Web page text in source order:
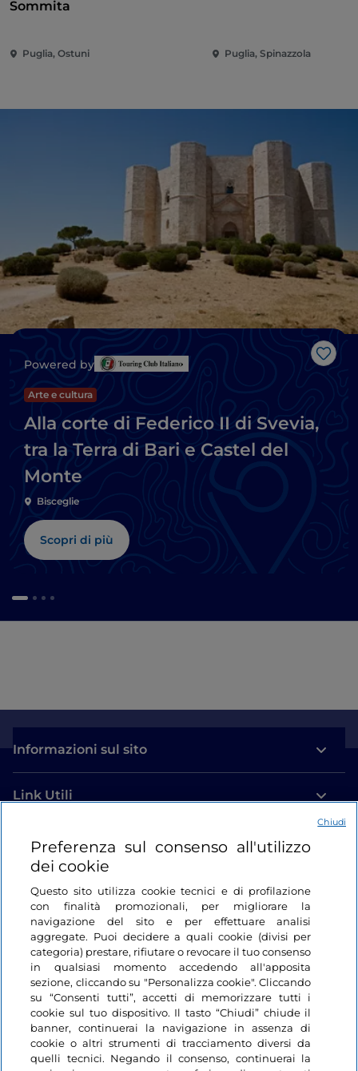
Sommita
Puglia, Ostuni Puglia, Spinazzola
Like
Powered by
Arte e cultura
Alla corte di Federico II di Svevia,
tra la Terra di Bari e Castel del
Monte
Bisceglie
Scopri di più
Informazioni sul sito
Link Utili
Login
Restiamo in contatto
Preferenza sul consenso all'utilizzo
dei cookie
Questo sito utilizza cookie tecnici e di profilazione
con finalità promozionali, per migliorare la
navigazione del sito e per effettuare analisi
aggregate. Puoi decidere a quali cookie (divisi per
categoria) prestare, rifiutare o revocare il tuo consenso
in qualsiasi momento accedendo all'apposita
sezione, cliccando su "Personalizza cookie". Cliccando
su “Consenti tutti”, accetti di memorizzare tutti i
cookie sul tuo dispositivo. Il tasto “Chiudi” chiude il
banner, continuerai la navigazione in assenza di
cookie o altri strumenti di tracciamento diversi da
quelli tecnici. Negando il consenso, continuerai la
Chiudi